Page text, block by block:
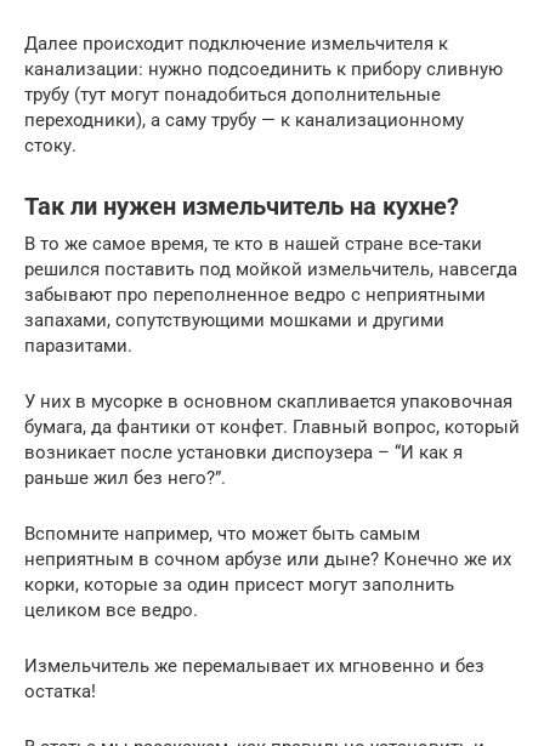
Далее происходит подключение измельчителя к
канализации: нужно подсоединить к прибору сливную
трубу (тут могут понадобиться дополнительные
переходники), а саму трубу — к канализационному
стоку.
Так ли нужен измельчитель на кухне?
В то же самое время, те кто в нашей стране все-таки
решился поставить под мойкой измельчитель, навсегда
забывают про переполненное ведро с неприятными
запахами, сопутствующими мошками и другими
паразитами.
У них в мусорке в основном скапливается упаковочная
бумага, да фантики от конфет. Главный вопрос, который
возникает после установки диспоузера – “И как я
раньше жил без него?”.
Вспомните например, что может быть самым
неприятным в сочном арбузе или дыне? Конечно же их
корки, которые за один присест могут заполнить
целиком все ведро.
Измельчитель же перемалывает их мгновенно и без
остатка!